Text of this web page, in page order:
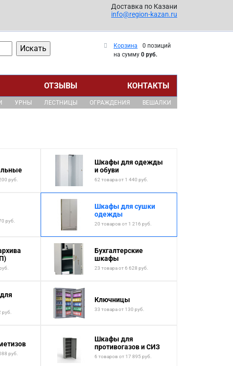
Доставка по Казани
info@region-kazan.ru
Корзина
0 позиций
на сумму 0 руб.
ОТЗЫВЫ КОНТАКТЫ
УРНЫ ЛЕСТНИЦЫ ОГРАЖДЕНИЯ ВЕШАЛКИ
руб.
Шкафы для одежды
и обуви
62 товара от 1 440 руб.
руб.
Шкафы для сушки
одежды
20 товаров от 1 216 руб.
Бухгалтерские
шкафы
23 товара от 6 628 руб.
Ключницы
33 товара от 130 руб.
руб.
Шкафы для
противогазов и СИЗ
6 товаров от 17 895 руб.